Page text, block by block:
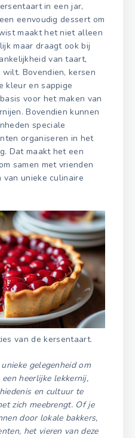
in een jar,
eenvoudig dessert om
maakt het niet alleen
maar draagt ook bij
van taart,
Bovendien, kersen
kleur en sappige
voor het maken van
Bovendien kunnen
speciale
organiseren in het
Dat maakt het een
samen met vrienden
unieke culinaire
van de kersentaart.
gelegenheid om
heerlijke lekkernij,
en cultuur te
zich meebrengt. Of je
door lokale bakkers,
het vieren van deze